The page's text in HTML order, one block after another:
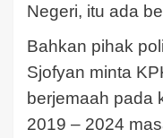
Negeri, itu ada
Bahkan pihak
Sjofyan minta
berjemaah pada
2019 – 2024